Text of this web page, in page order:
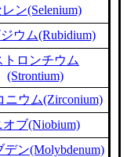
ン(Selenium)
ウム(Rubidium)
トロンチウム
(Strontium)
ニウム(Zirconium)
オブ(Niobium)
デン(Molybdenum)